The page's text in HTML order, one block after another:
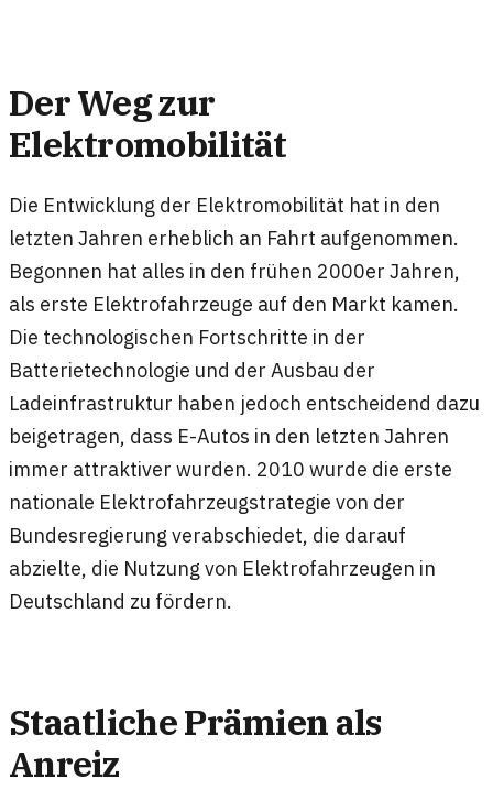
Der Weg zur
Elektromobilität
Die Entwicklung der Elektromobilität hat in den
letzten Jahren erheblich an Fahrt aufgenommen.
Begonnen hat alles in den frühen 2000er Jahren,
als erste Elektrofahrzeuge auf den Markt kamen.
Die technologischen Fortschritte in der
Batterietechnologie und der Ausbau der
Ladeinfrastruktur haben jedoch entscheidend dazu
beigetragen, dass E-Autos in den letzten Jahren
immer attraktiver wurden. 2010 wurde die erste
nationale Elektrofahrzeugstrategie von der
Bundesregierung verabschiedet, die darauf
abzielte, die Nutzung von Elektrofahrzeugen in
Deutschland zu fördern.
Staatliche Prämien als
Anreiz